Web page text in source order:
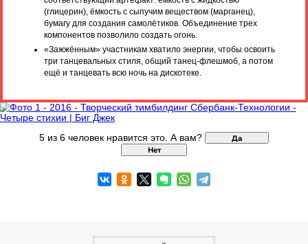
Фишки проекта
В данном проекте вода символизировала развитие и
движение к цели, земля – поддержку коллег и
ресурсами.
После покорения стихии команды получали
соответствующий артефакт: ёмкость с жидкостью
(глицерин), ёмкость с сыпучим веществом (марганец),
бумагу для создания самолётиков. Объединение трех
компонентов позволило создать огонь.
«Зажжённым» участникам хватило энергии, чтобы